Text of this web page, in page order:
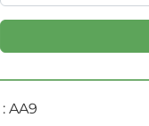
:AA9